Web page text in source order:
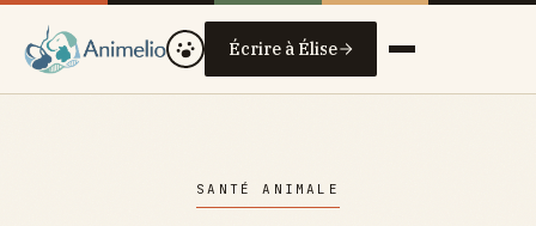
Écrire à Élise
SANTÉ ANIMALE